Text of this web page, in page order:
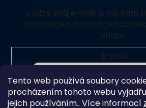
Tento web používá soubory
procházením tohoto webu
jejich používáním.. Více informací
Vložte svůj e-mail a my vám
informace o nových
shopu.
E-mail
Vložením e-mailu souhlasíte s
osobních údajů